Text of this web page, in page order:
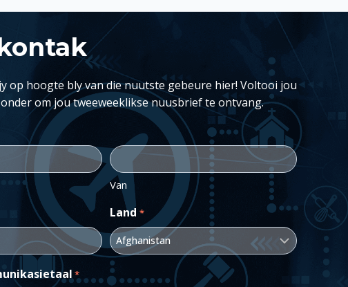
op hoogte bly van die nuutste gebeure hier! Voltooi jou
om jou tweeweeklikse nuusbrief te ontvang.
Van
Land *
*